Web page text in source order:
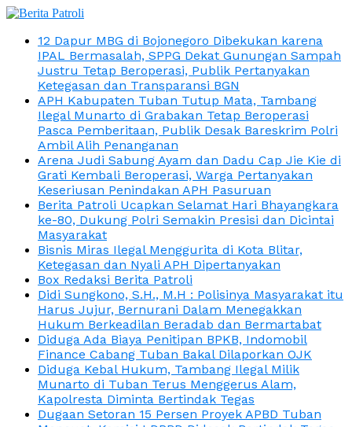
12 Dapur MBG di Bojonegoro Dibekukan karena
IPAL Bermasalah, SPPG Dekat Gunungan Sampah
Justru Tetap Beroperasi, Publik Pertanyakan
Ketegasan dan Transparansi BGN
APH Kabupaten Tuban Tutup Mata, Tambang
Ilegal Munarto di Grabakan Tetap Beroperasi
Pasca Pemberitaan, Publik Desak Bareskrim Polri
Ambil Alih Penanganan
Arena Judi Sabung Ayam dan Dadu Cap Jie Kie di
Grati Kembali Beroperasi, Warga Pertanyakan
Keseriusan Penindakan APH Pasuruan
Berita Patroli Ucapkan Selamat Hari Bhayangkara
ke-80, Dukung Polri Semakin Presisi dan Dicintai
Masyarakat
Bisnis Miras Ilegal Menggurita di Kota Blitar,
Ketegasan dan Nyali APH Dipertanyakan
Box Redaksi Berita Patroli
Didi Sungkono, S.H., M.H : Polisinya Masyarakat itu
Harus Jujur, Bernurani Dalam Menegakkan
Hukum Berkeadilan Beradab dan Bermartabat
Diduga Ada Biaya Penitipan BPKB, Indomobil
Finance Cabang Tuban Bakal Dilaporkan OJK
Diduga Kebal Hukum, Tambang Ilegal Milik
Munarto di Tuban Terus Menggerus Alam,
Kapolresta Diminta Bertindak Tegas
Dugaan Setoran 15 Persen Proyek APBD Tuban